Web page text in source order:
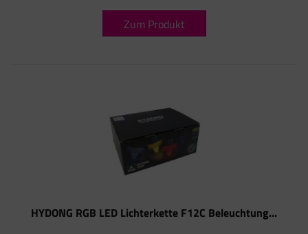
Zum Produkt
HYDONG RGB LED Lichterkette F12C Beleuchtung...